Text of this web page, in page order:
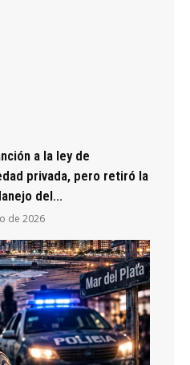
a la ley de
privada, pero retiró la
del...
de 2026